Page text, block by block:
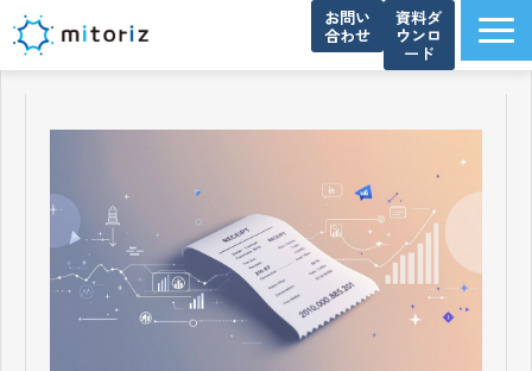
お問い
合わせ
資料ダ
ウンロ
ード
選ばれる理由
ブログ
お知らせ
よくあるご質問
資料ダウンロード一覧